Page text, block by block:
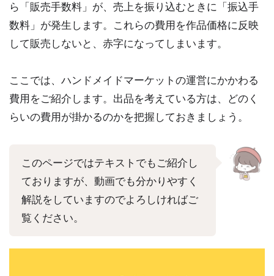
ら「販売手数料」が、売上を振り込むときに「振込手
数料」が発生します。これらの費用を作品価格に反映
して販売しないと、赤字になってしまいます。
ここでは、ハンドメイドマーケットの運営にかかわる
費用をご紹介します。出品を考えている方は、どのく
らいの費用が掛かるのかを把握しておきましょう。
このページではテキストでもご紹介し
ておりますが、動画でも分かりやすく
解説をしていますのでよろしければご
覧ください。